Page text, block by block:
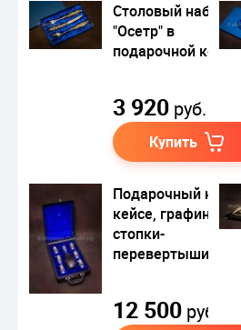
Столовый набор
"Осетр" в
подарочной
3 920 руб.
Купить
Подарочный
кейсе, графин и
стопки-
перевертыши
12 500 руб.